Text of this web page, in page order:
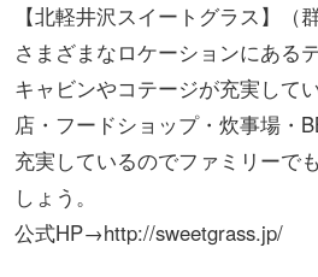
【北軽井沢スイートグラス】（
さまざまなロケーションにある
キャビンやコテージが充実して
店・フードショップ・炊事場・
充実しているのでファミリーで
しょう。
公式HP→http://sweetgrass.jp/